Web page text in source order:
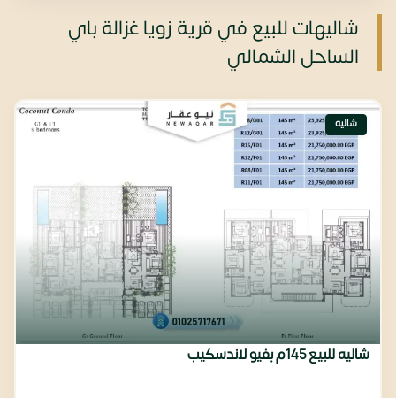
شاليهات للبيع في قرية زويا غزالة باي
الساحل الشمالي
شاليه
شاليه للبيع 145م بفيو لاندسكيب